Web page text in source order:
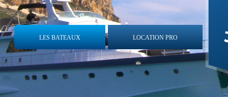
LES BATEAUX LOCATION PRO